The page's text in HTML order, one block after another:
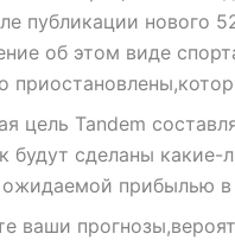
публикации нового
об этом виде
цель Tandem
будут сделаны
прибылью в
ваши